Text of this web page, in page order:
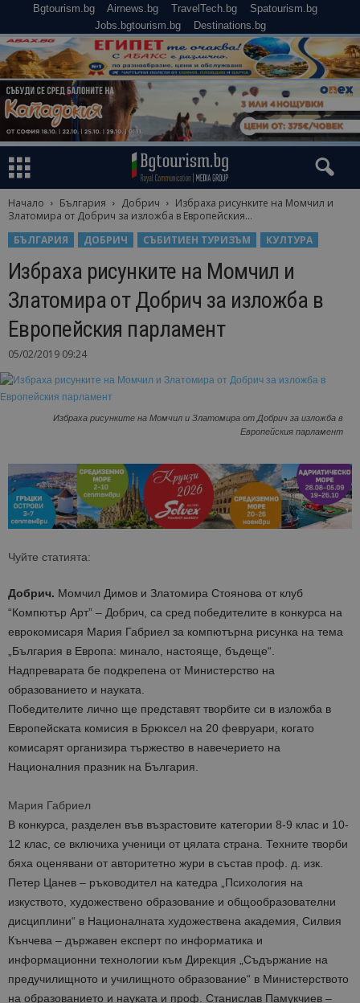
Bgtourism.bg Airnews.bg TravelTech.bg
Spatourism.bg
Jobs.bgtourism.bg
Destinations.bg
Начало България Добрич
Избраха рисунките на Момчил и
Златомира от Добрич за изложба в Европейския...
БЪЛГАРИЯ
ДОБРИЧ СЪБИТИЕН ТУРИЗЪМ КУЛТУРА
Избраха рисунките на Момчил и
Златомира от Добрич за изложба в
Европейския парламент
05/02/2019 09:24
Избраха рисунките на Момчил и Златомира от Добрич за изложба в
Европейския парламент
Чуйте статията:
Добрич. Момчил Димов и Златомира Стоянова от клуб
“Компютър Арт” – Добрич, са сред победителите в конкурса на
еврокомисаря Мария Габриел за компютърна рисунка на тема
„България в Европа: минало, настояще, бъдеще“.
Надпреварата бе подкрепена от Министерство на
образованието и науката.
Победителите лично ще представят творбите си в изложба в
Европейската комисия в Брюксел на 20 февруари, когато
комисарят организира тържество в навечерието на
Националния празник на България.
Мария Габриел
В конкурса, разделен във възрастовите категории 8-9 клас и 10-
12 клас, се включиха ученици от цялата страна. Техните творби
бяха оценявани от авторитетно жури в състав проф. д. изк.
Петер Цанев – ръководител на катедра „Психология на
изкуството, художествено образование и общообразователни
дисциплини“ в Националната художествена академия, Силвия
Кънчева – държавен експерт по информатика и
информационни технологии към Дирекция „Съдържание на
предучилищното и училищното образование“ в Министерството
на образованието и науката и проф. Станислав Памукчиев –